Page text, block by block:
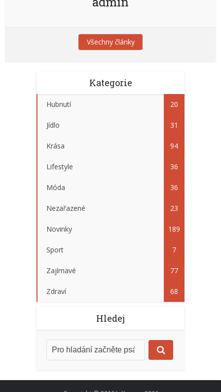
Všechny články
Kategorie
Hubnutí 20
Jídlo 31
Krása 94
Lifestyle 36
Móda 36
Nezařazené 23
Novinky 189
Sport 7
Zajímavé 77
Zdraví 68
Hledej